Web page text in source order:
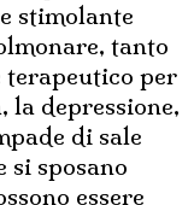
stimolante
tanto
terapeutico per
depressione,
di sale
si sposano
essere